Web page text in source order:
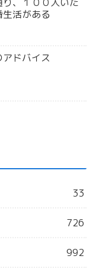
活がある
ドバイス
33
726
992